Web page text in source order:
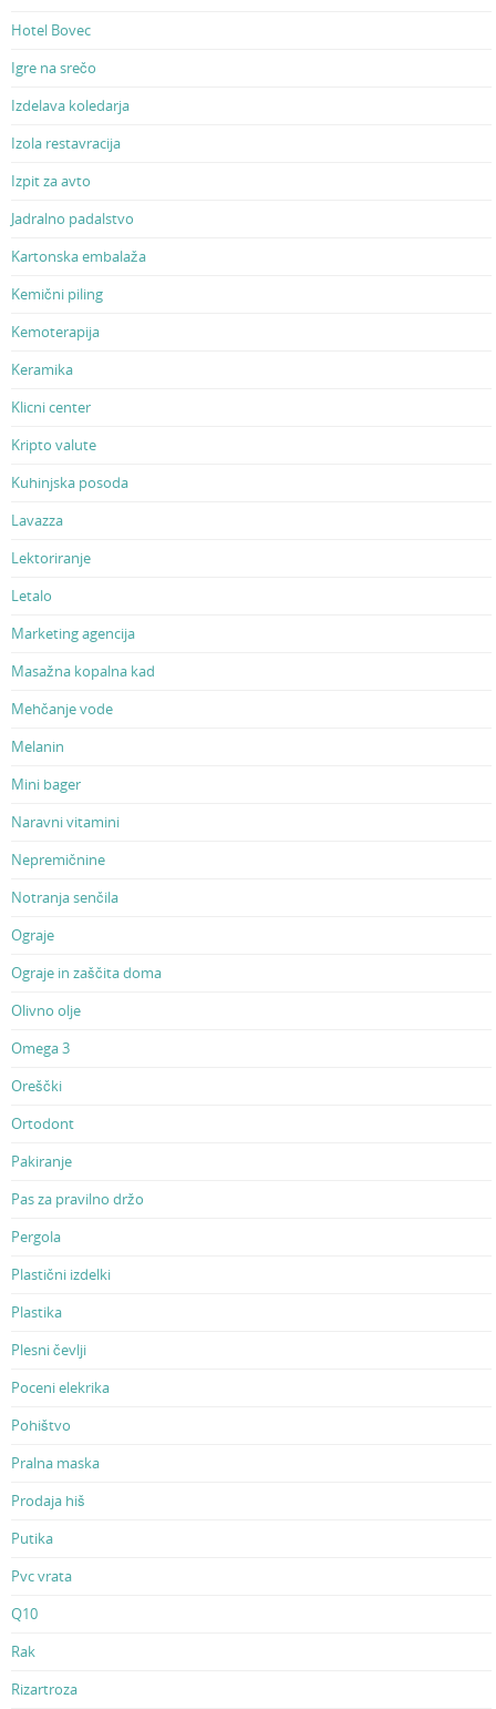
Hotel Bovec
Igre na srečo
Izdelava koledarja
Izola restavracija
Izpit za avto
Jadralno padalstvo
Kartonska embalaža
Kemični piling
Kemoterapija
Keramika
Klicni center
Kripto valute
Kuhinjska posoda
Lavazza
Lektoriranje
Letalo
Marketing agencija
Masažna kopalna kad
Mehčanje vode
Melanin
Mini bager
Naravni vitamini
Nepremičnine
Notranja senčila
Ograje
Ograje in zaščita doma
Olivno olje
Omega 3
Oreščki
Ortodont
Pakiranje
Pas za pravilno držo
Pergola
Plastični izdelki
Plastika
Plesni čevlji
Poceni elekrika
Pohištvo
Pralna maska
Prodaja hiš
Putika
Pvc vrata
Q10
Rak
Rizartroza